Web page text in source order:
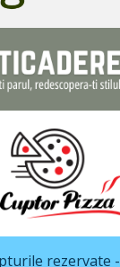
rezervate -